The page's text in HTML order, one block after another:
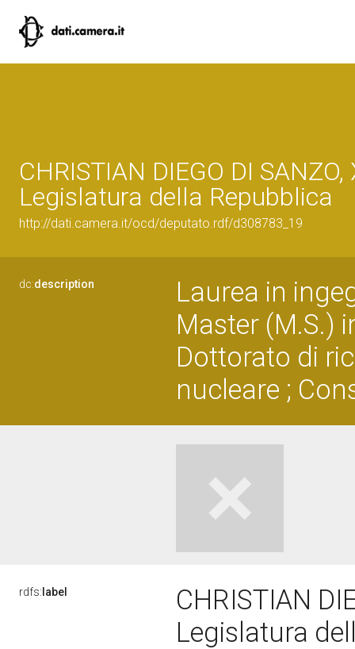
CHRISTIAN DIEGO DI SANZO,
Legislatura della Repubblica
http://dati.camera.it/ocd/deputato.rdf/d308783_19
dc:description
Laurea in
Master (M.S.)
Dottorato di
nucleare ;
rdfs: label
CHRISTIAN
Legislatura